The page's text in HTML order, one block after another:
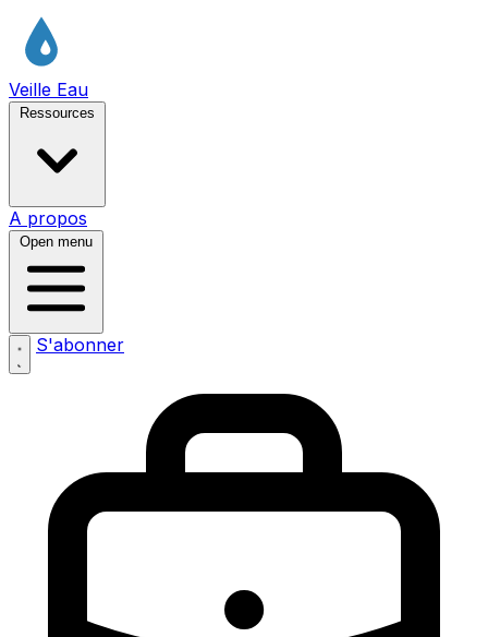
Veille Eau
Ressources
A propos
Open menu
S'abonner